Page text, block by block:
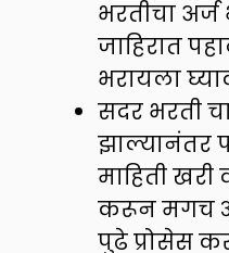
भरतीचा
जाहिरात
भरायला
सदर भरती
झाल्यानंतर
माहिती
करून मगच
पुढे प्रोसेस